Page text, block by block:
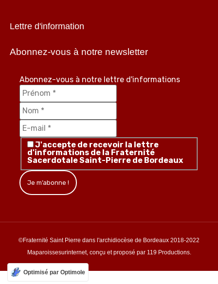
Lettre d'information
Abonnez-vous à notre newsletter
Abonnez-vous à notre lettre d'informations
J'accepte de recevoir la lettre
d'informations de la Fraternité
Sacerdotale Saint-Pierre de Bordeaux
©Fraternité Saint Pierre dans l'archidiocèse de Bordeaux 2018-2022
Maparoissesurinternet, conçu et proposé par 119 Productions.
Optimisé par Optimole